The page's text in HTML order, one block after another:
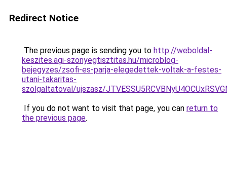
Redirect Notice
The previous page is sending you to http://weboldal-
keszites.agi-szonyegtisztitas.hu/microblog-
bejegyzes/zsofi-es-parja-elegedettek-voltak-a-festes-
utani-takaritas-
szolgaltatoval/ujszasz/
If you do not want to visit that page, you can return to
the previous page.